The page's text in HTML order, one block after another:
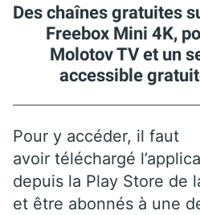
Des chaînes gratuites
Freebox Mini 4K,
Molotov TV et un
accessible
Pour y accéder, il faut
avoir téléchargé
depuis la Play Store de
et être abonnés à une